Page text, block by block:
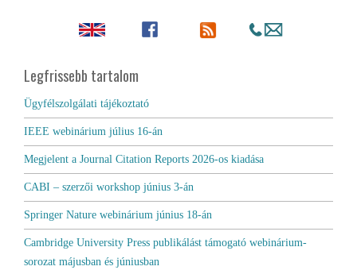
Legfrissebb tartalom
Ügyfélszolgálati tájékoztató
IEEE webinárium július 16-án
Megjelent a Journal Citation Reports 2026-os kiadása
CABI – szerzői workshop június 3-án
Springer Nature webinárium június 18-án
Cambridge University Press publikálást támogató webinárium-
sorozat májusban és júniusban